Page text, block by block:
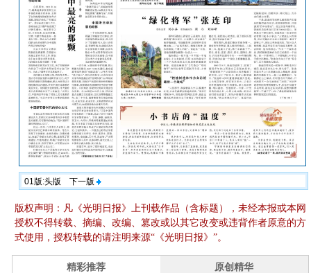
01版:头版 下一版
版权声明：凡《光明日报》上刊载作品（含标题），未经本报或本网
授权不得转载、摘编、改编、篡改或以其它改变或违背作者原意的方
式使用，授权转载的请注明来源“《光明日报》”。